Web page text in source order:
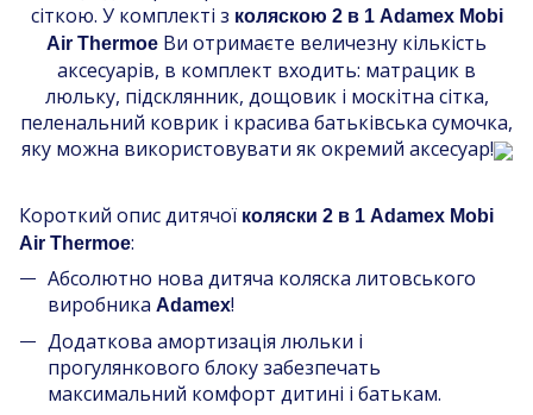
сіткою. У комплекті з коляскою 2 в 1 Adamex Mobi
Air Thermoe Ви отримаєте величезну кількість
аксесуарів, в комплект входить: матрацик в
люльку, підсклянник, дощовик і москітна сітка,
пеленальний коврик і красива батьківська сумочка,
яку можна використовувати як окремий аксесуар!
Короткий опис дитячої коляски 2 в 1 Adamex Mobi
Air Thermoe:
Абсолютно нова дитяча коляска литовського
виробника Adamex!
Додаткова амортизація люльки і
прогулянкового блоку забезпечать
максимальний комфорт дитині і батькам.